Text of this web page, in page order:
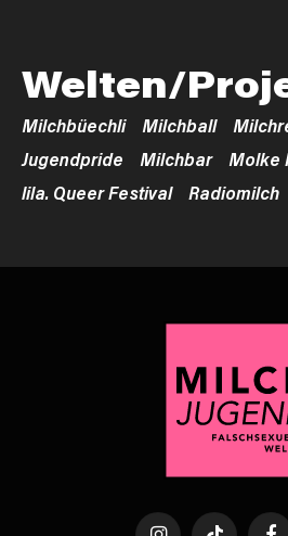
Welten/
Milchbüechli Milchball
Jugendpride
Milchbar
Molke
lila. Queer Festival
Radiomilch